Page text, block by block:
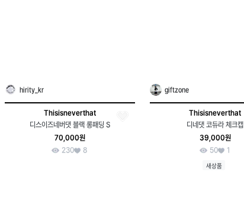
hirity_kr
Thisisneverthat
디스이즈네버댓 블랙 롱패딩 S
70,000원
230
8
giftzone
Thisisneverthat
디네댓 코듀라 체크캡
39,000원
50
1
새상품